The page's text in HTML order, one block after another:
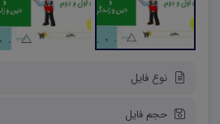
نوع فایل
حجم فایل